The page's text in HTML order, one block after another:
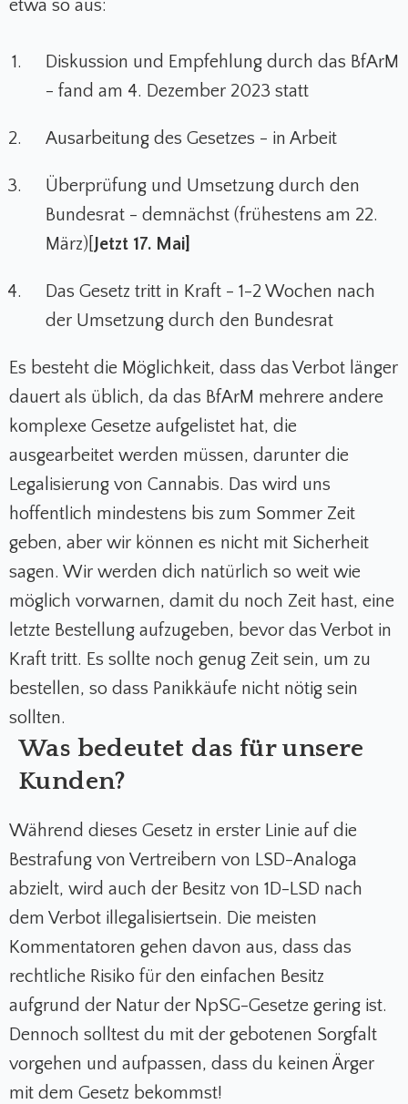
etwa so aus:
Diskussion und Empfehlung durch das BfArM
- fand am 4. Dezember 2023 statt
Ausarbeitung des Gesetzes - in Arbeit
Überprüfung und Umsetzung durch den
Bundesrat - demnächst (frühestens am 22.
März)[Jetzt 17. Mai]
Das Gesetz tritt in Kraft - 1-2 Wochen nach
der Umsetzung durch den Bundesrat
Es besteht die Möglichkeit, dass das Verbot länger
dauert als üblich, da das BfArM mehrere andere
komplexe Gesetze aufgelistet hat, die
ausgearbeitet werden müssen, darunter die
Legalisierung von Cannabis. Das wird uns
hoffentlich mindestens bis zum Sommer Zeit
geben, aber wir können es nicht mit Sicherheit
sagen. Wir werden dich natürlich so weit wie
möglich vorwarnen, damit du noch Zeit hast, eine
letzte Bestellung aufzugeben, bevor das Verbot in
Kraft tritt. Es sollte noch genug Zeit sein, um zu
bestellen, so dass Panikkäufe nicht nötig sein
sollten.
Was bedeutet das für unsere
Kunden?
Während dieses Gesetz in erster Linie auf die
Bestrafung von Vertreibern von LSD-Analoga
abzielt, wird auch der Besitz von 1D-LSD nach
dem Verbot illegalisiertsein. Die meisten
Kommentatoren gehen davon aus, dass das
rechtliche Risiko für den einfachen Besitz
aufgrund der Natur der NpSG-Gesetze gering ist.
Dennoch solltest du mit der gebotenen Sorgfalt
vorgehen und aufpassen, dass du keinen Ärger
mit dem Gesetz bekommst!